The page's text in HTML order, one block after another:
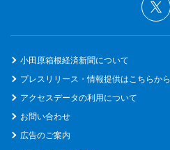
小田原箱根経済新聞について
プレスリリース・情報提供はこちらから
アクセスデータの利用について
お問い合わせ
広告のご案内